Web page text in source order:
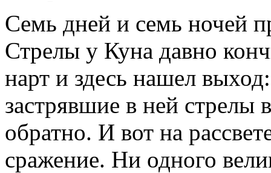
Семь дней и семь ночей
Стрелы у Куна давно
нарт и здесь нашел
застрявшие в ней стрелы
обратно. И вот на
сражение. Ни одного